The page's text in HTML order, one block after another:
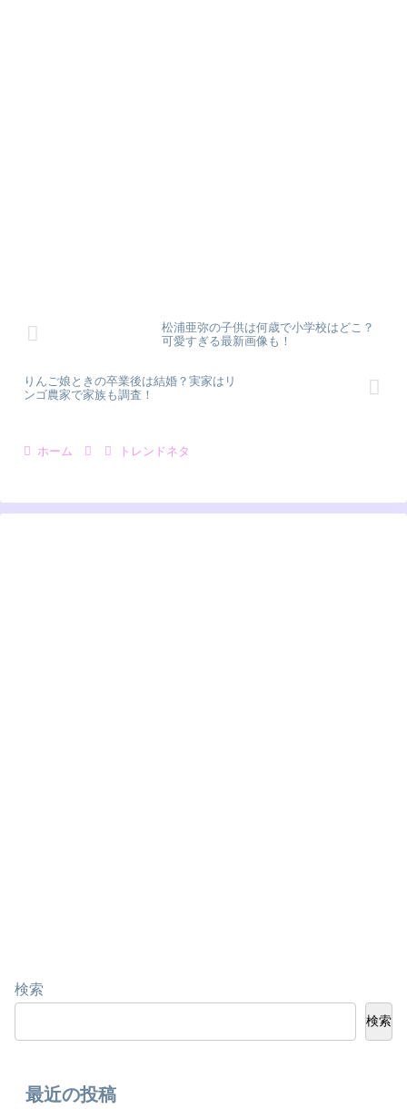
松浦亜弥の子供は何歳で小学校はどこ？
可愛すぎる最新画像も！
りんご娘ときの卒業後は結婚？実家はリ
ンゴ農家で家族も調査！
ホーム トレンドネタ
検索
検索
最近の投稿